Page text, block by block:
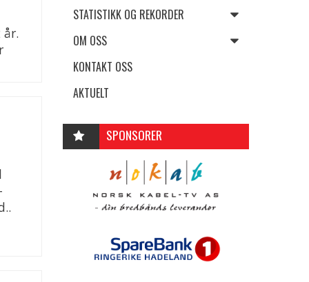
år.
STATISTIKK OG REKORDER
OM OSS
KONTAKT OSS
AKTUELT
SPONSORER